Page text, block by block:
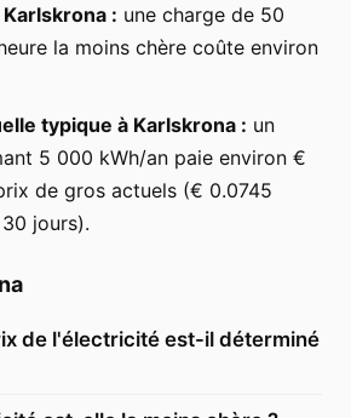
: une charge de 50
la moins chère coûte environ
typique à Karlskrona : un
5 000 kWh/an paie environ €
de gros actuels (€ 0.0745
jours).
de l'électricité est-il déterminé